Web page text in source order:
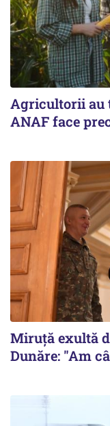
Agricultorii au
ANAF face
Miruță exultă
Dunăre: "Am